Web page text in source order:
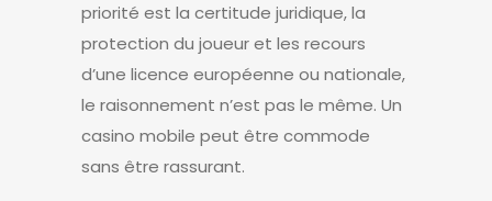
priorité est la certitude juridique, la
protection du joueur et les recours
d’une licence européenne ou nationale,
le raisonnement n’est pas le même. Un
casino mobile peut être commode
sans être rassurant.